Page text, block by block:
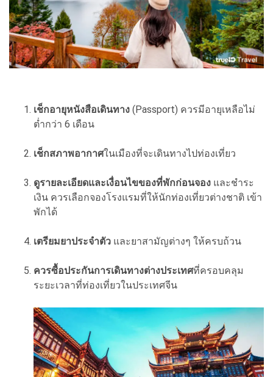
เช็กอายุหนังสือเดินทาง (Passport) ควรมีอายุเหลือไม่
ต่ำกว่า 6 เดือน
เช็กสภาพอากาศในเมืองที่จะเดินทางไปท่องเที่ยว
ดูรายละเอียดและเงื่อนไขของที่พักก่อนจอง และชำระ
เงิน ควรเลือกจองโรงแรมที่ให้นักท่องเที่ยวต่างชาติ เข้า
พักได้
เตรียมยาประจำตัว และยาสามัญต่างๆ ให้ครบถ้วน
ควรซื้อประกันการเดินทางต่างประเทศที่ครอบคลุม
ระยะเวลาที่ท่องเที่ยวในประเทศจีน